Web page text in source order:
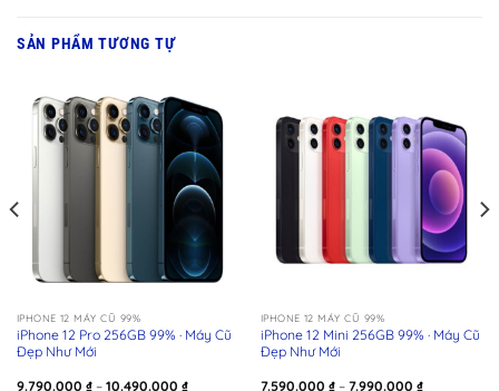
SẢN PHẨM TƯƠNG TỰ
IPHONE 12 MÁY CŨ 99%
iPhone 12 Pro 256GB 99% · Máy Cũ
Đẹp Như Mới
9.790.000 ₫ – 10.490.000 ₫Khoảng
IPHONE 12 MÁY CŨ 99%
iPhone 12 Mini 256GB 99% · Máy Cũ
Đẹp Như Mới
7.590.000 ₫ – 7.990.000 ₫Khoảng